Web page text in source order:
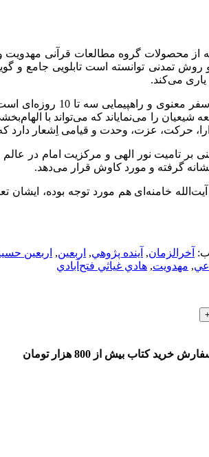
از محصولات گروه مطالعات قرآنی مهدویت
تمدنی توانسته است تابلویی جامع و
می‌كند.
سطوح مواجهه هر کنشگر با
را می‌نمایاند که می‌تواند با
حرکت، عزت، وحدت و قیامی اِشعار
بر تامیت نور الهی و مرکزیت امام در
نشانه گرفته و مورد کاوش قرار می‌دهد.
خامنه‌ای هم مورد توجه بوده، ایشان
آخرالزمان, آينده پژوهي, اربعين, اربعين
, مهدويت, هادي غياثي فتح‌آبادي
خرید کتاب بیش از 800 هزار تومان